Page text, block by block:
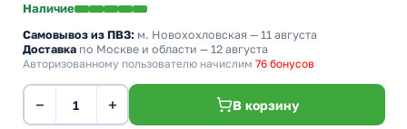
Наличие
Самовывоз из ПВЗ: м. Новохохловская — 11 августа
Доставка по Москве и области — 12 августа
Авторизованному пользователю начислим 76 бонусов
− + В корзину